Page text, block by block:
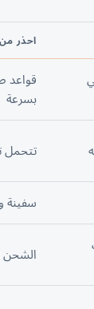
احذر من
قواعد
بسرعة
تتحمل
سفينة
الشحن